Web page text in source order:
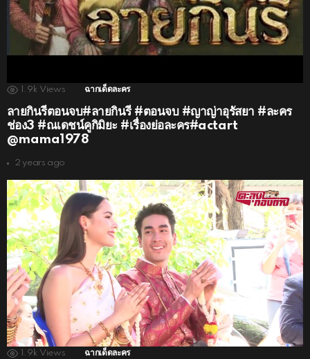
1.9k Views ฉากเด็ดละคร
ลายกินรีตอนจบ#ลายกินรี #ตอนจบ #ญาญ่าอุรัสยา #ละคร
ช่อง3 #ณเดชน์คูกิมิยะ #เรื่องย่อละคร#actart
@mama1978
2 years ago
1.9k Views ฉากเด็ดละคร